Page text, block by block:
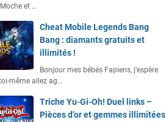
et …
Cheat Mobile Legends Bang
Bang : diamants gratuits et
illimités !
Bonjour mes bébés Fapiens, j’espère
même allez ag…
Triche Yu-Gi-Oh! Duel links –
Pièces d’or et gemmes illimitées